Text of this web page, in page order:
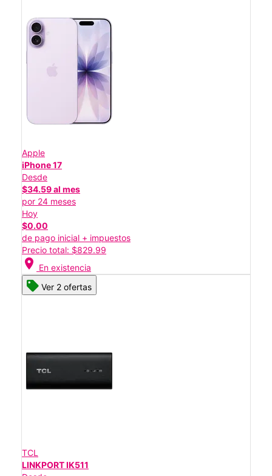
Apple
iPhone 17
Desde
$34.59 al mes
por 24 meses
Hoy
$0.00
de pago inicial + impuestos
Precio total: $829.99
location_on En existencia
Ver 2 ofertas
TCL
LINKPORT IK511